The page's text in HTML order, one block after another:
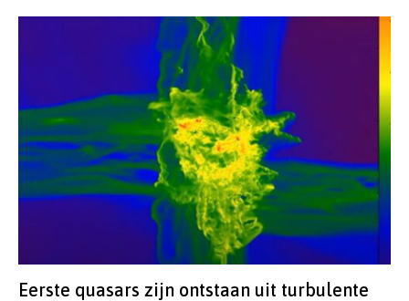
Eerste quasars zijn ontstaan uit turbulente